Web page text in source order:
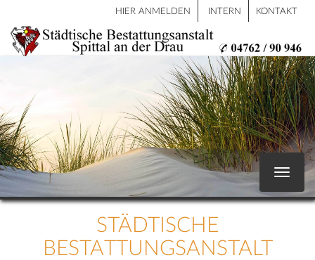
HIER ANMELDEN INTERN KONTAKT
Toggle
STÄDTISCHE
BESTATTUNGSANSTALT